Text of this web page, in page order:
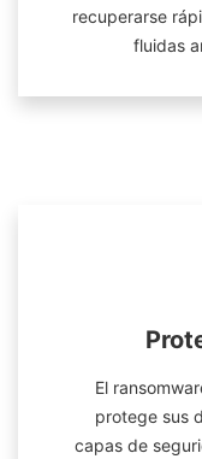
recuperarse
fluidas
El
protege sus
capas de